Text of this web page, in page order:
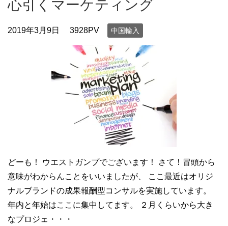
心引くマーケティング
2019年3月9日 3928PV 中国輸入
どーも！ ウエストガンプでございます！ さて！冒頭から
意味がわからんことをいいましたが、 ここ最近はオリジ
ナルブランドの成果報酬型コンサルを実施しています。
年内と年始はここに集中してます。 ２月くらいから大き
なプロジェ・・・